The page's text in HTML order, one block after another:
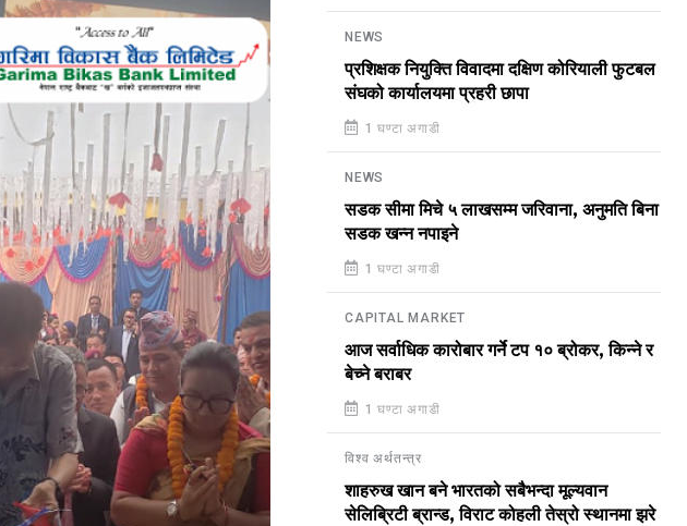
NEWS
प्रशिक्षक नियुक्ति विवादमा दक्षिण कोरियाली फुटबल
संघको कार्यालयमा प्रहरी छापा
1 घण्टा अगाडी
NEWS
सडक सीमा मिचे ५ लाखसम्म जरिवाना, अनुमति बिना
सडक खन्न नपाइने
1 घण्टा अगाडी
CAPITAL MARKET
आज सर्वाधिक कारोबार गर्ने टप १० ब्रोकर, किन्ने र
बेच्ने बराबर
1 घण्टा अगाडी
विश्व अर्थतन्त्र
शाहरुख खान बने भारतको सबैभन्दा मूल्यवान
सेलिब्रिटी ब्रान्ड, विराट कोहली तेस्रो स्थानमा झरे